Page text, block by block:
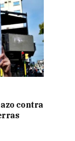
contra